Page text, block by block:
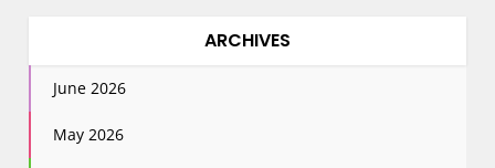
ARCHIVES
June 2026
May 2026